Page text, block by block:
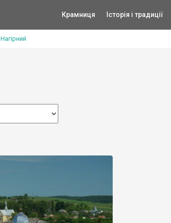
Крамниця Історія і традиції
Нагірний